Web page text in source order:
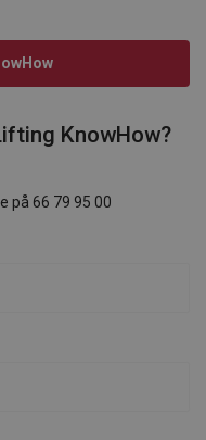
KnowHow?
på 66 79 95 00